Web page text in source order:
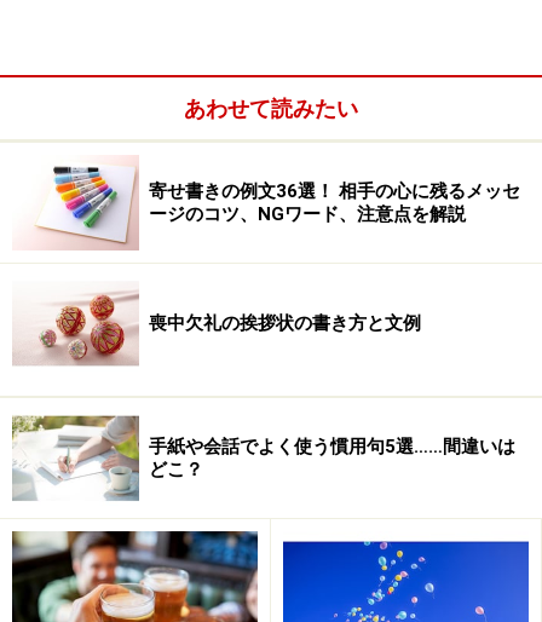
卒園式の謝辞例文1：卒園式の挨拶、保護者
本日は、お天気にも恵まれ、無事に卒園のこの日を迎え
ることができましたこと、何より嬉しく存じます。
これもひとえに、園長先生はじめ、先生方のあたたかな
ご指導のお陰でございます。
あわせて読みたい
寄せ書きの例文36選！ 相手の心に残るメッセ
ージのコツ、NGワード、注意点を解説
喪中欠礼の挨拶状の書き方と文例
手紙や会話でよく使う慣用句5選……間違いは
どこ？